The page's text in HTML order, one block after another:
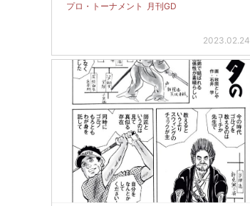
プロ・トーナメント 月刊GD
2023.02.24